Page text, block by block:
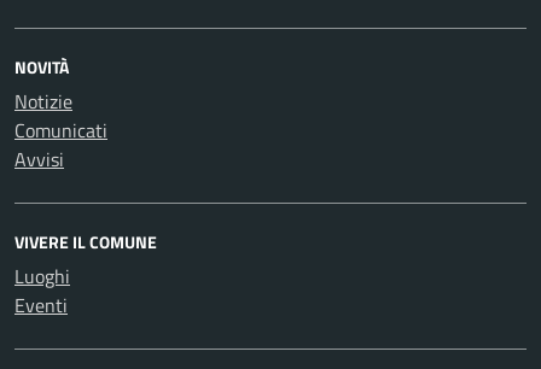
NOVITÀ
Notizie
Comunicati
Avvisi
VIVERE IL COMUNE
Luoghi
Eventi